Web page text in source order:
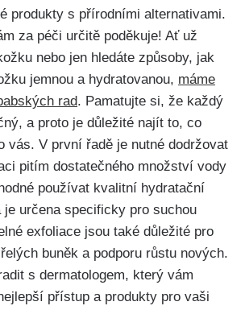
produkty s přírodními alternativami.
za péči⁤ určitě poděkuje!​ Ať ‍už
nebo ⁤jen hledáte​ způsoby, jak
jemnou​ a hydratovanou, máme‍
rad. Pamatujte si, že‍ každý
a proto⁣ je důležité najít⁤ to, co⁣
vás.​ V první řadě je nutné dodržovat
pitím dostatečného množství vody
používat kvalitní hydratační
je určena specificky ⁣pro ​suchou‌
exfoliace jsou také ⁤důležité pro
⁤buněk a podporu růstu nových.
s dermatologem, který vám
přístup ⁢a produkty pro vaši